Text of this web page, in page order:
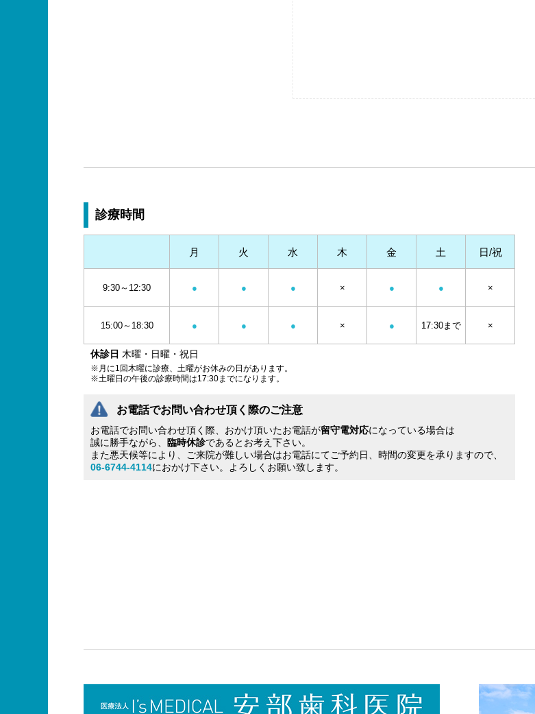
診療時間
休診日 木曜・日曜・祝日
※月に1回木曜に診療、土曜がお休みの日があります。
※土曜日の午後の診療時間は17:30までになります。
月 火 水 木 金 土 日/祝
9:30～12:30 ● ● ● × ● ● ×
15:00～18:30 ● ● ● × ● 17:30まで ×
お電話でお問い合わせ頂く際のご注意
お電話でお問い合わせ頂く際、おかけ頂いたお電話が留守電対応になっている場合は
誠に勝手ながら、 臨時休診であるとお考え下さい。
また悪天候等により、ご来院が難しい場合はお電話にてご予約日、時間の変更を承りますので、
06-6744-4114におかけ下さい。よろしくお願い致します。